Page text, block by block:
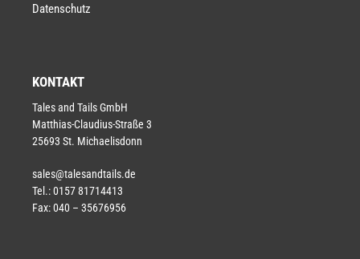
Datenschutz
KONTAKT
Tales and Tails GmbH
Matthias-Claudius-Straße 3
25693 St. Michaelisdonn
sales@talesandtails.de
Tel.: 0157 81714413
Fax: 040 – 35676956